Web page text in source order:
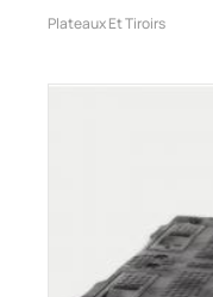
Plateaux Et Tiroirs